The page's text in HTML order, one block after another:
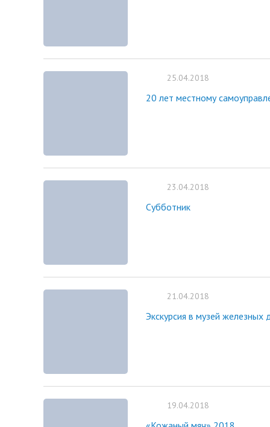
Порядок поступления на
муниципальную службу, Вакансии
25.04.2018
20 лет местному
23.04.2018
Субботник
21.04.2018
Экскурсия в музей железных
19.04.2018